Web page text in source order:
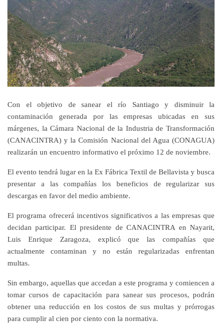
Con el objetivo de sanear el río Santiago y disminuir la
contaminación generada por las empresas ubicadas en sus
márgenes, la Cámara Nacional de la Industria de Transformación
(CANACINTRA) y la Comisión Nacional del Agua (CONAGUA)
realizarán un encuentro informativo el próximo 12 de noviembre.
El evento tendrá lugar en la Ex Fábrica Textil de Bellavista y busca
presentar a las compañías los beneficios de regularizar sus
descargas en favor del medio ambiente.
El programa ofrecerá incentivos significativos a las empresas que
decidan participar. El presidente de CANACINTRA en Nayarit,
Luis Enrique Zaragoza, explicó que las compañías que
actualmente contaminan y no están regularizadas enfrentan
multas.
Sin embargo, aquellas que accedan a este programa y comiencen a
tomar cursos de capacitación para sanear sus procesos, podrán
obtener una reducción en los costos de sus multas y prórrogas
para cumplir al cien por ciento con la normativa.